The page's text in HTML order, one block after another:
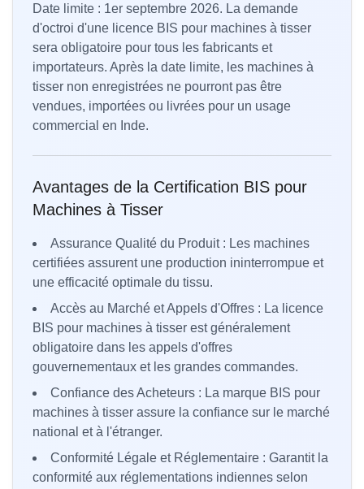
Date limite : 1er septembre 2026. La demande
d'octroi d'une licence BIS pour machines à tisser
sera obligatoire pour tous les fabricants et
importateurs. Après la date limite, les machines à
tisser non enregistrées ne pourront pas être
vendues, importées ou livrées pour un usage
commercial en Inde.
Avantages de la Certification BIS pour
Machines à Tisser
Assurance Qualité du Produit : Les machines
certifiées assurent une production ininterrompue et
une efficacité optimale du tissu.
Accès au Marché et Appels d'Offres : La licence
BIS pour machines à tisser est généralement
obligatoire dans les appels d'offres
gouvernementaux et les grandes commandes.
Confiance des Acheteurs : La marque BIS pour
machines à tisser assure la confiance sur le marché
national et à l'étranger.
Conformité Légale et Réglementaire : Garantit la
conformité aux réglementations indiennes selon